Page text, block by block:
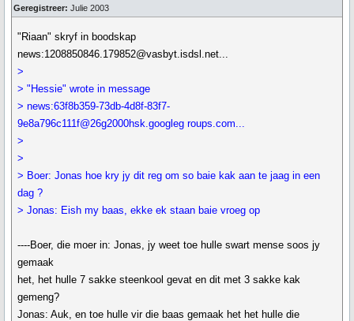
Geregistreer: Julie 2003
"Riaan" skryf in boodskap
news:1208850846.179852@vasbyt.isdsl.net...
>
> "Hessie" wrote in message
> news:63f8b359-73db-4d8f-83f7-
9e8a796c111f@26g2000hsk.googleg roups.com...
>
>
> Boer: Jonas hoe kry jy dit reg om so baie kak aan te jaag in een
dag ?
> Jonas: Eish my baas, ekke ek staan baie vroeg op
----Boer, die moer in: Jonas, jy weet toe hulle swart mense soos jy
gemaak
het, het hulle 7 sakke steenkool gevat en dit met 3 sakke kak
gemeng?
Jonas: Auk, en toe hulle vir die baas gemaak het het hulle die